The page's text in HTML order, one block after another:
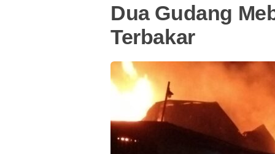
Dua Gudang
Terbakar